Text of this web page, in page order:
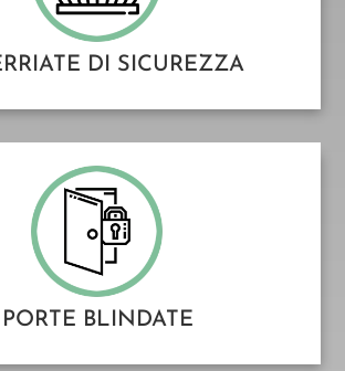
DI SICUREZZA
PORTE BLINDATE